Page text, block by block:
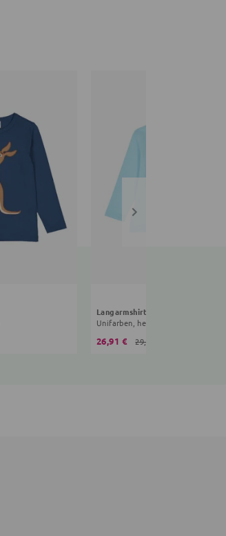
Langarmshirt
Unifarben, hellblau
26,91 € 29,90 €